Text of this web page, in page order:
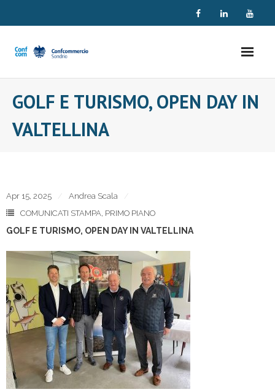
GOLF E TURISMO, OPEN DAY IN
VALTELLINA
Apr 15, 2025
Andrea Scala
COMUNICATI STAMPA, PRIMO PIANO
GOLF E TURISMO, OPEN DAY IN VALTELLINA